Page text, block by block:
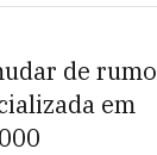
de rumo
em